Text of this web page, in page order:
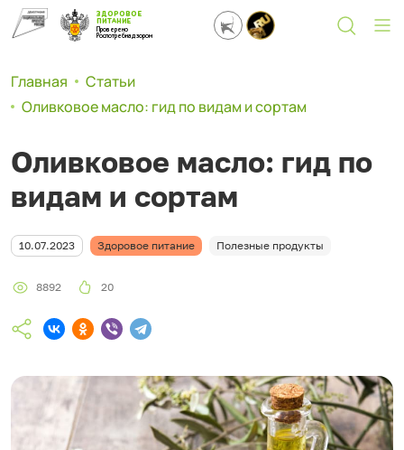
ЗДОРОВОЕ
ПИТАНИЕ
Проверено
Роспотребнадзором
Главная
Статьи
Оливковое масло: гид по видам и сортам
Оливковое масло: гид по
видам и сортам
10.07.2023 Здоровое питание Полезные продукты
8892 20